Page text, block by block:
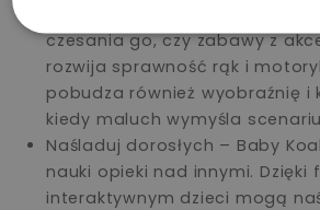
czesania go, czy zabawy z
rozwija sprawność rąk i
pobudza również wyobraźnię i
kiedy maluch wymyśla
Naśladuj dorosłych – Baby
nauki opieki nad innymi. Dzięki
interaktywnym dzieci mogą